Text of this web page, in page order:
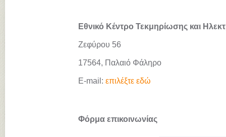
Εθνικό Κέντρο Τεκμηρίωσης και
Ζεφύρου 56
17564, Παλαιό Φάληρο
E-mail: επιλέξτε εδώ
Φόρμα επικοινωνίας